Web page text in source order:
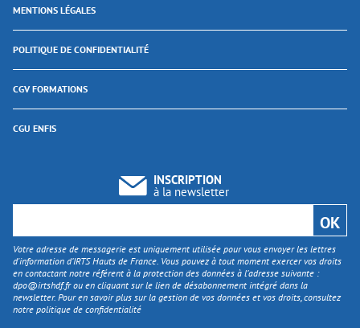
MENTIONS LÉGALES
POLITIQUE DE CONFIDENTIALITÉ
CGV FORMATIONS
CGU ENFIS
INSCRIPTION
à la newsletter
Votre adresse de messagerie est uniquement utilisée pour vous envoyer les lettres
d'information d’IRTS Hauts de France. Vous pouvez à tout moment exercer vos droits
en contactant notre référent à la protection des données à l’adresse suivante :
dpo@irtshdf.frou en cliquant sur le lien de désabonnement intégré dans la
newsletter. Pour en savoir plus sur la gestion de vos données et vos droits, consultez
notre politique de confidentialité